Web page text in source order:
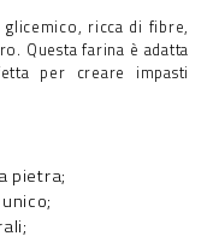
glicemico, ricca di fibre,
Questa farina è adatta
per creare impasti
pietra;